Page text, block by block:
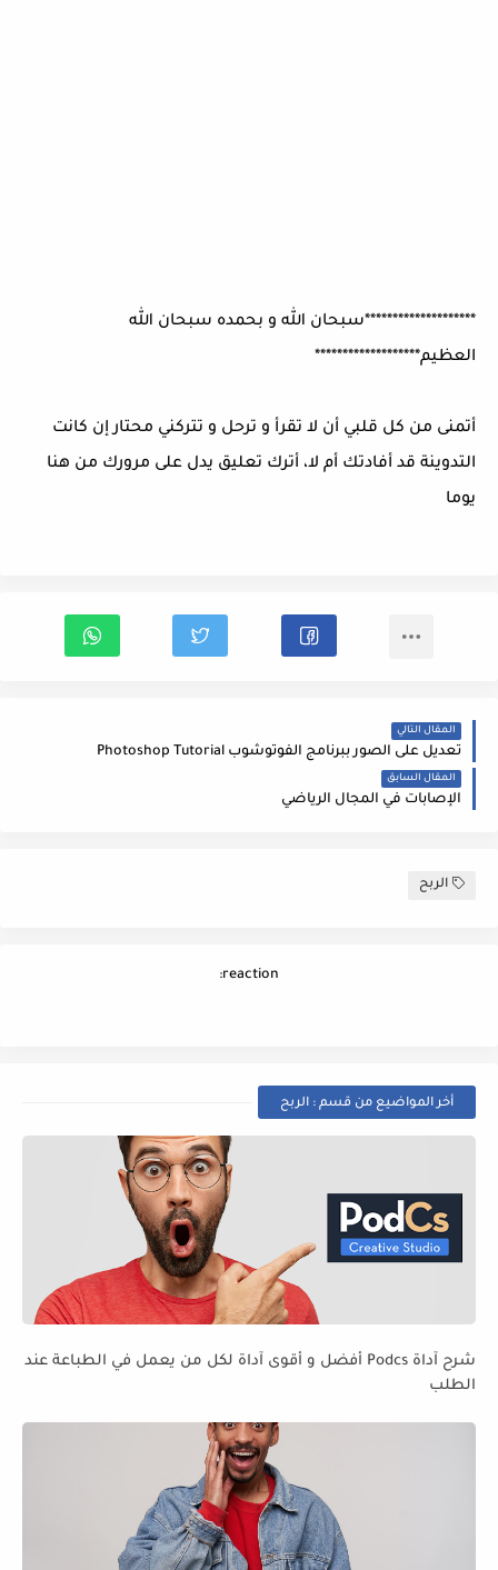
********************سبحان الله و بحمده سبحان الله
العظيم*******************
أتمنى من كل قلبي أن لا تقرأ و ترحل و تتركني محتار إن كانت
التدوينة قد أفادتك أم لا، أترك تعليق يدل على مرورك من هنا
يوما
المقال التالي
تعديل على الصور ببرنامج الفوتوشوب Photoshop Tutorial
المقال السابق
الإصابات في المجال الرياضي
الربح
reaction:
أخر المواضيع من قسم : الربح
شرح آداة Podcs أفضل و أقوى آداة لكل من يعمل في الطباعة عند
الطلب